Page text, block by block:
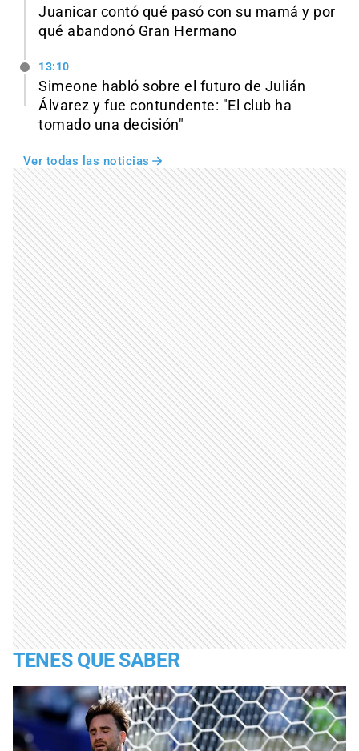
Juanicar contó qué pasó con su mamá y por
qué abandonó Gran Hermano
13:10
Simeone habló sobre el futuro de Julián
Álvarez y fue contundente: "El club ha
tomado una decisión"
Ver todas las noticias
TENES QUE SABER